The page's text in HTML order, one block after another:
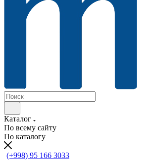
Каталог
По всему сайту
По каталогу
(+998) 95 166 3033